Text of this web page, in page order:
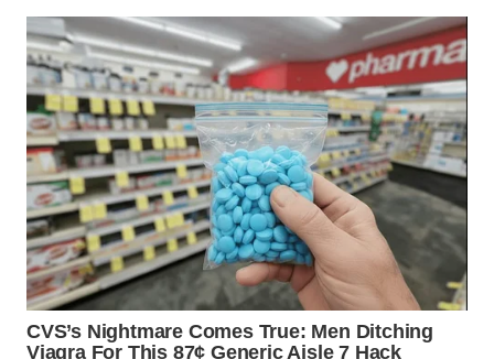
WN
SULSEL
WN
GORONTALO
WN
SULUT
WN
MALUKU